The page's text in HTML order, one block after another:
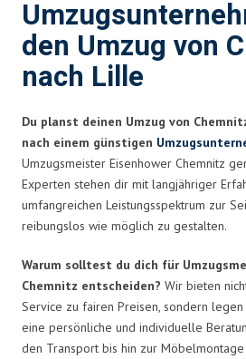
den Umzug von
nach Lille
Du planst deinen Umzug von
nach einem günstigen
Umzugsmeister Eisenhower Chemnitz
Experten stehen dir mit langjähriger
umfangreichen Leistungsspektrum zur
reibungslos wie möglich zu gestalten.
Warum solltest du dich für
Chemnitz entscheiden? Wir bieten
Service zu fairen Preisen, sondern
eine persönliche und individuelle
den Transport bis hin zur